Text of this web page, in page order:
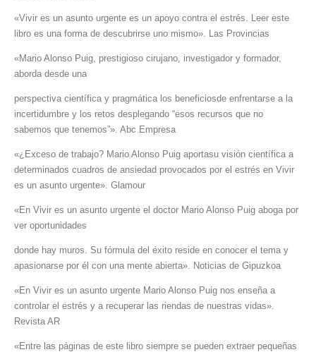
«Vivir es un asunto urgente es un apoyo contra el estrés. Leer este
libro es una forma de descubrirse uno mismo». Las Provincias
«Mario Alonso Puig, prestigioso cirujano, investigador y formador,
aborda desde una
perspectiva científica y pragmática los beneficiosde enfrentarse a la
incertidumbre y los retos desplegando “esos recursos que no
sabemos que tenemos”». Abc Empresa
«¿Exceso de trabajo? Mario Alonso Puig aportasu visión científica a
determinados cuadros de ansiedad provocados por el estrés en Vivir
es un asunto urgente». Glamour
«En Vivir es un asunto urgente el doctor Mario Alonso Puig aboga por
ver oportunidades
donde hay muros. Su fórmula del éxito reside en conocer el tema y
apasionarse por él con una mente abierta». Noticias de Gipuzkoa
«En Vivir es un asunto urgente Mario Alonso Puig nos enseña a
controlar el estrés y a recuperar las riendas de nuestras vidas».
Revista AR
«Entre las páginas de este libro siempre se pueden extraer pequeñas